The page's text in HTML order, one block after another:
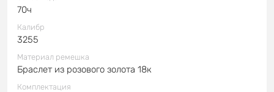
70ч
Калибр
3255
Материал ремешка
Браслет из розового золота 18к
Комплектация